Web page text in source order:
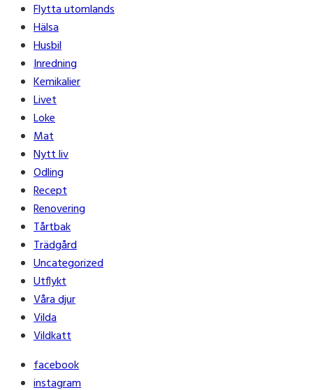
Flytta utomlands
Hälsa
Husbil
Inredning
Kemikalier
Livet
Loke
Mat
Nytt liv
Odling
Recept
Renovering
Tårtbak
Trädgård
Uncategorized
Utflykt
Våra djur
Vilda
Vildkatt
facebook
instagram